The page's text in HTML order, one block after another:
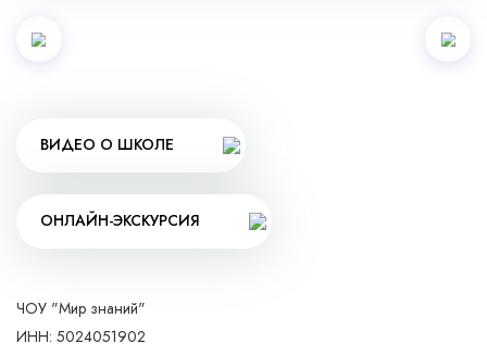
ВИДЕО О ШКОЛЕ
ОНЛАЙН-ЭКСКУРСИЯ
ЧОУ "Мир знаний"
ИНН: 5024051902